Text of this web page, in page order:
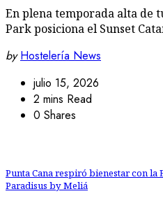
En plena temporada alta de
Park posiciona el Sunset
by Hostelería News
julio 15, 2026
2 mins Read
0 Shares
Punta Cana respiró bienestar con
Paradisus by Meliá